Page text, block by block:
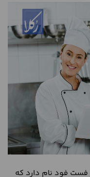
فست فود نام دارد که